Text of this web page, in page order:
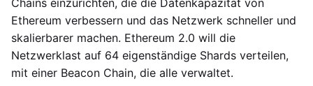
Chains einzurichten, die die Datenkapazität von
Ethereum verbessern und das Netzwerk schneller und
skalierbarer machen. Ethereum 2.0 will die
Netzwerklast auf 64 eigenständige Shards verteilen,
mit einer Beacon Chain, die alle verwaltet.